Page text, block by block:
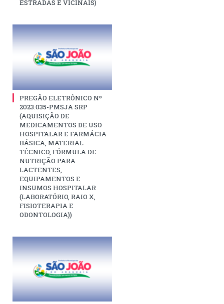
ESTRADAS E VICINAIS)
PREGÃO ELETRÔNICO Nº
2023.035-PMSJA SRP
(AQUISIÇÃO DE
MEDICAMENTOS DE USO
HOSPITALAR E FARMÁCIA
BÁSICA, MATERIAL
TÉCNICO, FÓRMULA DE
NUTRIÇÃO PARA
LACTENTES,
EQUIPAMENTOS E
INSUMOS HOSPITALAR
(LABORATÓRIO, RAIO X,
FISIOTERAPIA E
ODONTOLOGIA))